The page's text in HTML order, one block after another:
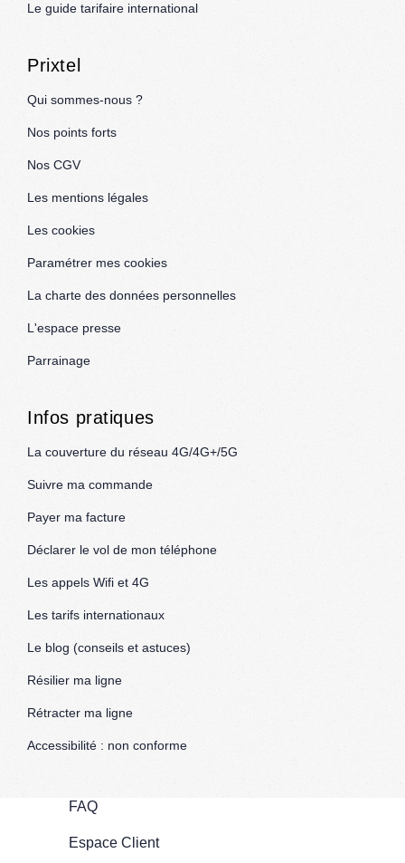
Le guide tarifaire international
Prixtel
Qui sommes-nous ?
Nos points forts
Nos CGV
Les mentions légales
Les cookies
Paramétrer mes cookies
La charte des données personnelles
L'espace presse
Parrainage
Infos pratiques
La couverture du réseau 4G/4G+/5G
Suivre ma commande
Payer ma facture
Déclarer le vol de mon téléphone
Les appels Wifi et 4G
Les tarifs internationaux
Le blog (conseils et astuces)
Résilier ma ligne
Rétracter ma ligne
Accessibilité : non conforme
FAQ
Espace Client